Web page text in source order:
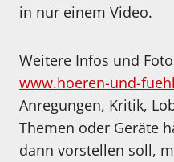
in nur einem Video.
Weitere Infos und
www.hoeren-und-
Anregungen, Kritik,
Themen oder Geräte
dann vorstellen soll,